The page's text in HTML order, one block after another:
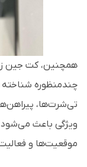
همچنین، کت جین
چندمنظوره شناخته
تی‌شرت‌ها،
ویژگی باعث
موقعیت‌ها و